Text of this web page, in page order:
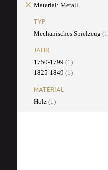
Material: Metall
TYP
Mechanisches Spielzeug
JAHR
1750-1799 (1)
1825-1849 (1)
MATERIAL
Holz (1)